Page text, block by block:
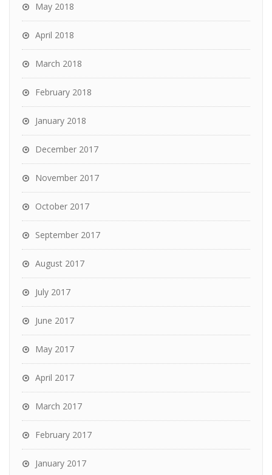
May 2018
April 2018
March 2018
February 2018
January 2018
December 2017
November 2017
October 2017
September 2017
August 2017
July 2017
June 2017
May 2017
April 2017
March 2017
February 2017
January 2017